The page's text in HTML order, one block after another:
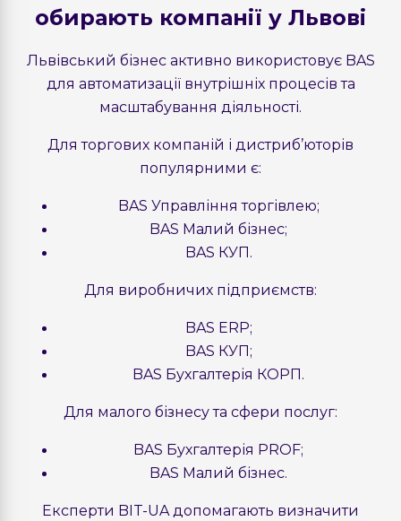
BAS ліцензія на сервер (х86)
42 000 грн. Замовити
BAS ліцензія на сервер (х86-64)
74 400 грн. Замовити
обирають компанії у Львові
Львівський бізнес активно використовує BAS
для автоматизації внутрішніх процесів та
масштабування діяльності.
Для торгових компаній і дистриб’юторів
популярними є:
BAS Управління торгівлею;
BAS Малий бізнес;
BAS КУП.
Для виробничих підприємств:
BAS ERP;
BAS КУП;
BAS Бухгалтерія КОРП.
Для малого бізнесу та сфери послуг:
BAS Бухгалтерія PROF;
BAS Малий бізнес.
Експерти BIT-UA допомагають визначити